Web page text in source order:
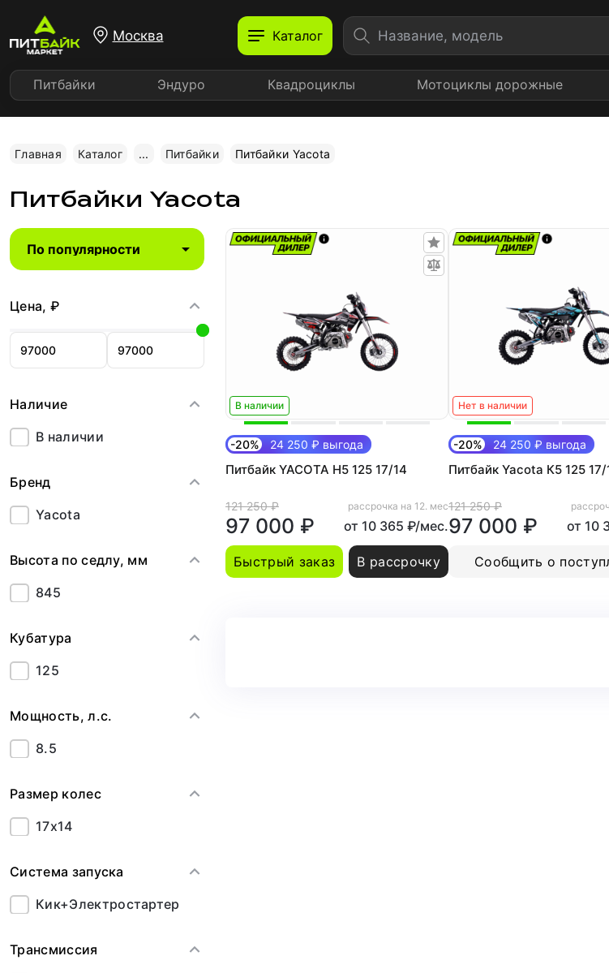
Москва Каталог
Питбайки Эндуро Квадроциклы Мотоциклы дорожные
Главная Каталог ... Питбайки Питбайки Yacota
Питбайки Yacota
Цена, ₽
Наличие
В наличии
Бренд
Yacota
Высота по седлу, мм
845
Кубатура
125
Мощность, л.с.
8.5
Размер колес
17x14
Система запуска
Кик+Электростартер
Трансмиссия
В наличии
-20% 24 250 ₽ выгода
Питбайк YACOTA Н5 125 17/14
121 250 ₽
97 000 ₽
рассрочка на 12. мес
от 10 365 ₽/мес.
Быстрый заказ В рассрочку
Нет в наличии
-20% 24 250 ₽ выгода
Питбайк Yacota К5 125 17/
121 250 ₽
97 000 ₽ от 10
Сообщить о